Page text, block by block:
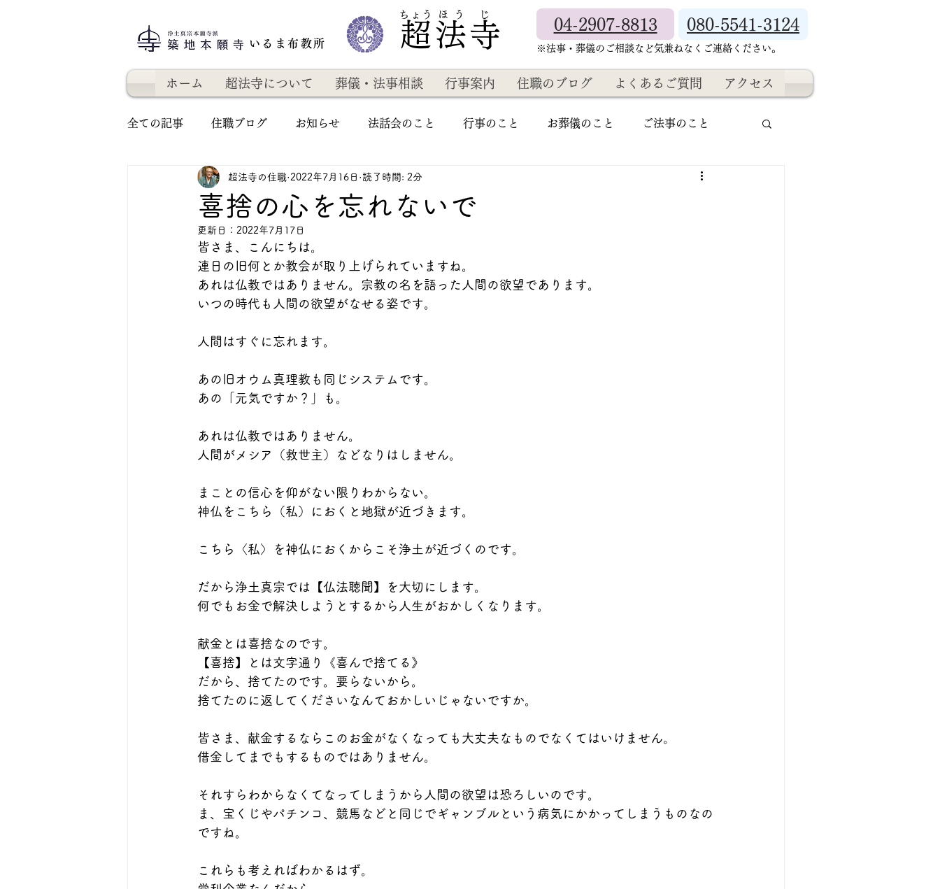
いるま布教所 超法寺
​ちょう ほ う じ
04-2907-8813 080-5541-3124
​※法事・葬儀のご相談など気兼ねなくご連絡ください。
ホーム 超法寺について 葬儀・法事相談 行事案内 住職のブログ よくあるご質問 アクセス
全ての記事 住職ブログ お知らせ 法話会のこと 行事のこと お葬儀のこと ご法事のこと
喜捨の心を忘れないで
超法寺の住職 2022年7月16日 読了時間: 2分
更新日： 2022年7月17日
皆さま、こんにちは。
連日の旧何とか教会が取り上げられていますね。
あれは仏教ではありません。宗教の名を語った人間の欲望であります。
いつの時代も人間の欲望がなせる姿です。
人間はすぐに忘れます。
あの旧オウム真理教も同じシステムです。
あの「元気ですか？」も。
あれは仏教ではありません。
人間がメシア（救世主）などなりはしません。
まことの信心を仰がない限りわからない。
神仏をこちら（私）におくと地獄が近づきます。
こちら〈私〉を神仏におくからこそ浄土が近づくのです。
だから浄土真宗では【仏法聴聞】を大切にします。
何でもお金で解決しようとするから人生がおかしくなります。
献金とは喜捨なのです。
【喜捨】とは文字通り《喜んで捨てる》
だから、捨てたのです。要らないから。
捨てたのに返してくださいなんておかしいじゃないですか。
皆さま、献金するならこのお金がなくなっても大丈夫なものでなくてはいけません。
借金してまでもするものではありません。
それすらわからなくてなってしまうから人間の欲望は恐ろしいのです。
ま、宝くじやパチンコ、競馬などと同じでギャンブルという病気にかかってしまうものなの
ですね。
これらも考えればわかるはず。